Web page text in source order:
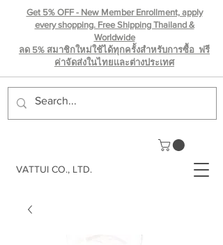
VATTUI CO., LTD.
Get 5% OFF - New Member Enrollment, apply
every shopping. Free Shipping Thailand &
Worldwide
ลด 5% สมาชิกใหม่ใช้ได้ทุกครั้งสำหรับการซื้อ ฟรี
ค่าจัดส่งในไทยเเละต่างประเทศ